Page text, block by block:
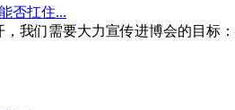
否扛住...
我们需要大力宣传进博会的目标